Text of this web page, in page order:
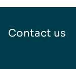
Contact us